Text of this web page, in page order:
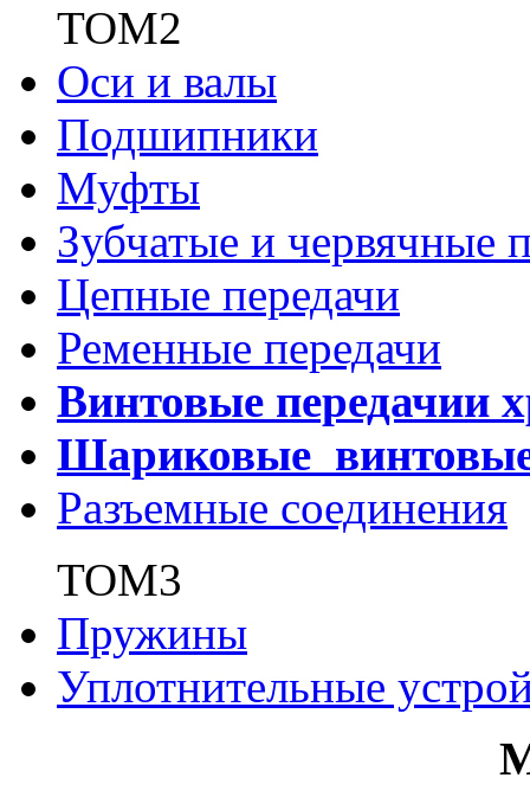
ТОМ2
Оси и валы
Подшипники
Муфты
Зубчатые и червячные
Цепные передачи
Ременные передачи
Винтовые передачии
Шариковые
Разъемные соединения
ТОМ3
Пружины
Уплотнительные